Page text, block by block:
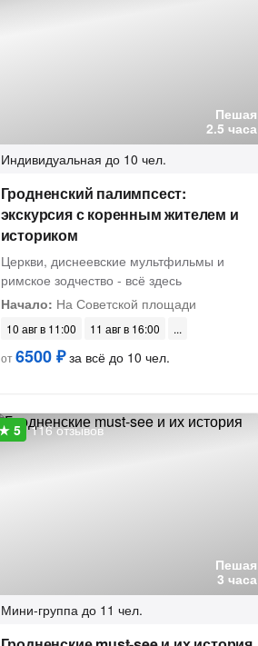
Пешая
2.5 часа
Индивидуальная до 10 чел.
Гродненский палимпсест:
экскурсия с коренным жителем и
историком
Церкви, диснеевские мультфильмы и
римское зодчество - всё здесь
Начало: На Советской площади
10 авг в 11:00
11 авг в 16:00
от6500 ₽за всё до 10 чел.
Пешая
3 часа
116 отзывов
Мини-группа до 11 чел.